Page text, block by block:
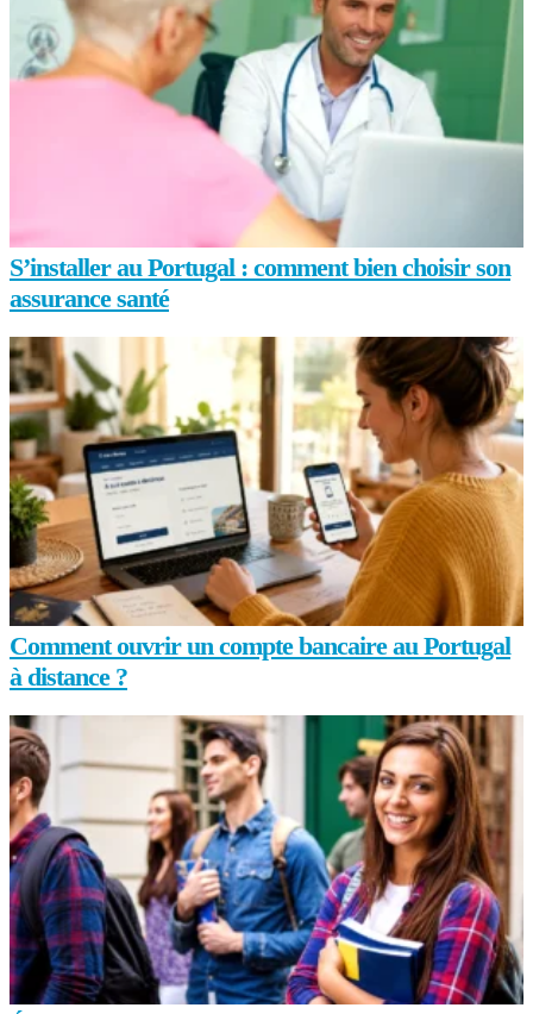
S’installer au Portugal : comment bien choisir son
assurance santé
Comment ouvrir un compte bancaire au Portugal
à distance ?